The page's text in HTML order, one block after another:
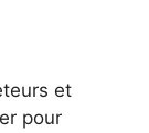
et
pour